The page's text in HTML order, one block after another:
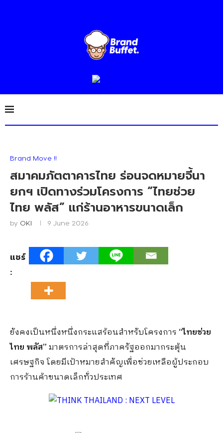
Brand Move !!
สมาคมภัตตาคารไทย ร่อนจดหมายจี้นา
ยกฯ เปิดทางร่วมโครงการ “ไทยช่วย
ไทย พลัส” แก่ร้านอาหารขนาดเล็ก
by OKI 9 June 2026
แชร์
:
ยังคงเป็นหนึ่งหนึ่งกระแสร้อนสำหรับโครงการ “ไทยช่วย
ไทย พลัส”มาตรการล่าสุดที่ภาครัฐออกมากระตุ้น
เศรษฐกิจ โดยมีเป้าหมายสำคัญเพื่อช่วยเหลือผู้ประกอบ
การร้านค้าขนาดเล็กทั่วประเทศ